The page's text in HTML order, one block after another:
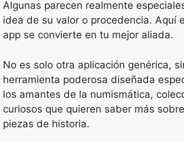
Algunas parecen realmente
idea de su valor o procedencia. Aquí
app se convierte en tu mejor aliada.
No es solo otra aplicación genérica,
herramienta poderosa diseñada
los amantes de la numismática,
curiosos que quieren saber más
piezas de historia.